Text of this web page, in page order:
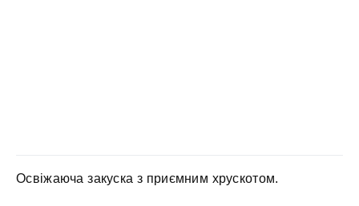
Освіжаюча закуска з приємним хрускотом.